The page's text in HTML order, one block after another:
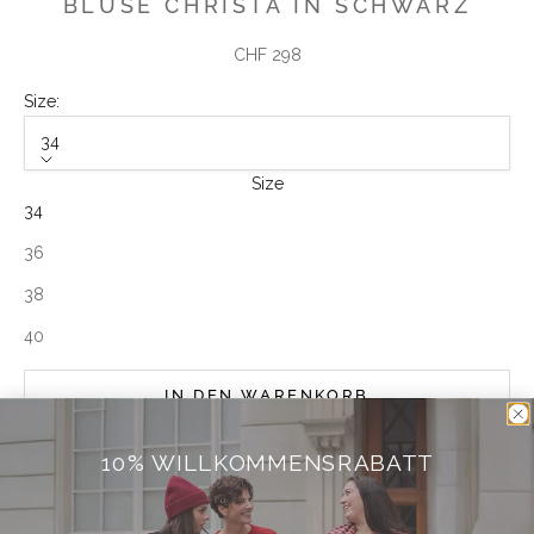
BLUSE CHRISTA IN SCHWARZ
Angebot
CHF 298
Size:
34
Size
34
36
38
40
IN DEN WARENKORB
Weitere Bezahlmöglichkeiten
10% WILLKOMMENSRABATT